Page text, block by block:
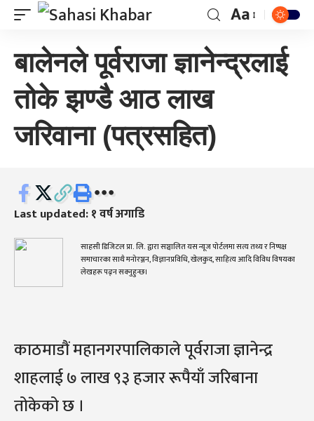
Aa
बालेनले पूर्वराजा ज्ञानेन्द्रलाई
तोके झण्डै आठ लाख
जरिवाना (पत्रसहित)
Last updated: १ वर्ष अगाडि
साहसी डिजिटल प्रा. लि. द्वारा सञ्चालित यस न्यूज पोर्टलमा सत्य तथ्य र निष्पक्ष
समाचारका साथै मनोरञ्जन, विज्ञानप्रविधि, खेलकुद, साहित्य आदि विविध विषयका
लेखहरू पढ्न सक्नुहुन्छ।
काठमाडौं महानगरपालिकाले पूर्वराजा ज्ञानेन्द्र
शाहलाई ७ लाख ९३ हजार रूपैयाँ जरिबाना
तोकेको छ ।